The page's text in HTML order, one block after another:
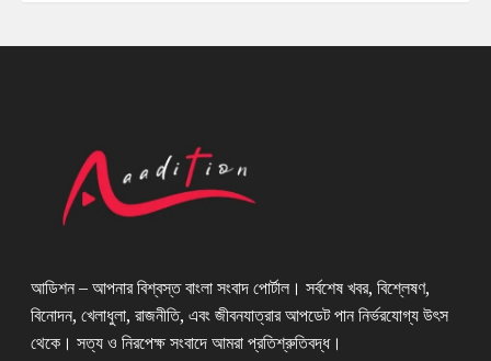
আডিশন – আপনার বিশ্বস্ত বাংলা সংবাদ পোর্টাল। সর্বশেষ খবর, বিশ্লেষণ,
বিনোদন, খেলাধুলা, রাজনীতি, এবং জীবনযাত্রার আপডেট পান নির্ভরযোগ্য উৎস
থেকে। সত্য ও নিরপেক্ষ সংবাদে আমরা প্রতিশ্রুতিবদ্ধ।